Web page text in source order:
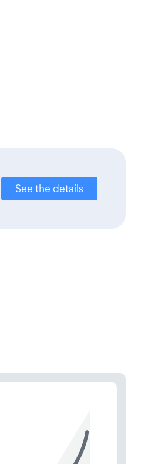
See the details